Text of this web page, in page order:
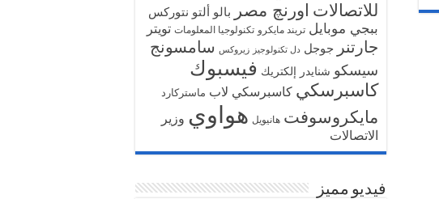
للاتصالات اورنچ مصر بالو ألتو نتوركس
ببجي موبايل تريند مايكرو تكنولوجيا المعلومات تويتر
جارتنر جوجل دل تكنولوجيز زيروكس سامسونج
سيسكو شنايدر إلكتريك فيسبوك
كاسبرسكي كاسبرسكي لاب ماستركارد
مايكروسوفت هانيويل هواوي وزير
الاتصالات
فيديو مميز